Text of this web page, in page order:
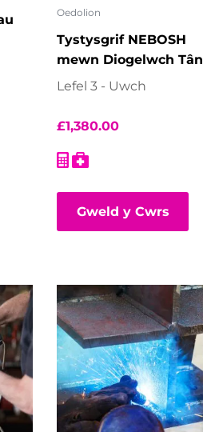
Oedolion
Tystysgrif NEBOSH
mewn Diogelwch Tân
Lefel 3 - Uwch
£1,380.00
Gweld y Cwrs